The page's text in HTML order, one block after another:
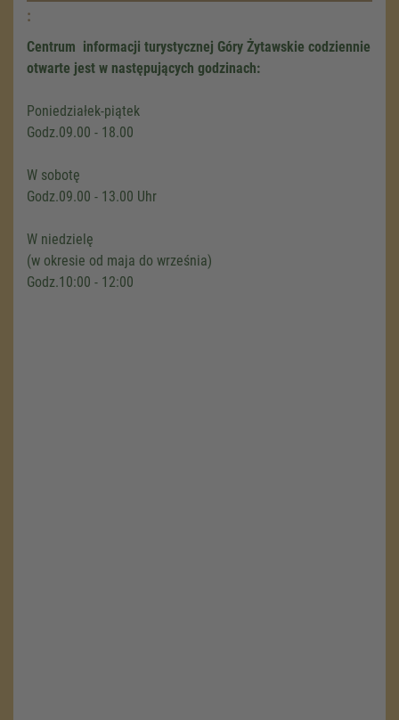
Management.eRecht24
:
Centrum informacji turystycznej Góry Żytawskie codziennie
otwarte jest w następujących godzinach:
Poniedziałek-piątek
Godz.09.00 - 18.00
W sobotę
Godz.09.00 - 13.00 Uhr
W niedzielę
(w okresie od maja do września)
Godz.10:00 - 12:00